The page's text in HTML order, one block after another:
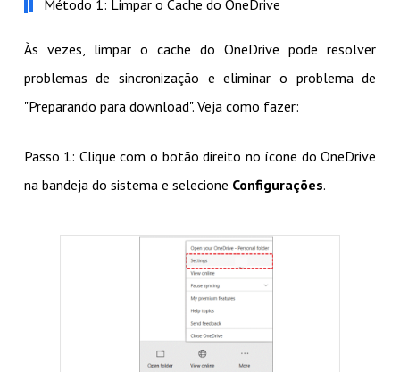
Método 1: Limpar o Cache do OneDrive
Às vezes, limpar o cache do OneDrive pode resolver
problemas de sincronização e eliminar o problema de
"Preparando para download". Veja como fazer:
Passo 1: Clique com o botão direito no ícone do OneDrive
na bandeja do sistema e selecione Configurações.